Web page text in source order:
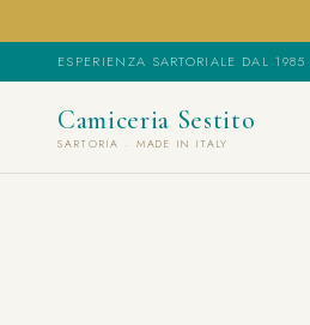
ESPERIENZA SARTORIALE DAL 1985·
Camiceria Sestito
SARTORIA · MADE IN ITALY